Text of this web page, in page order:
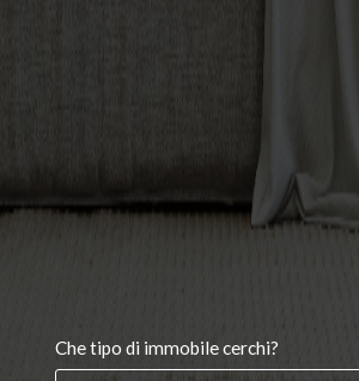
Che tipo di immobile cerchi?